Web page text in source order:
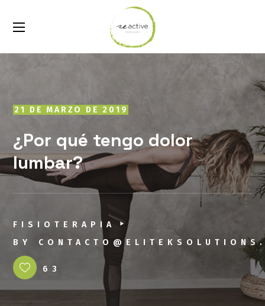
21 DE MARZO DE 2019
¿Por qué tengo dolor
lumbar?
FISIOTERAPIA
BY
63